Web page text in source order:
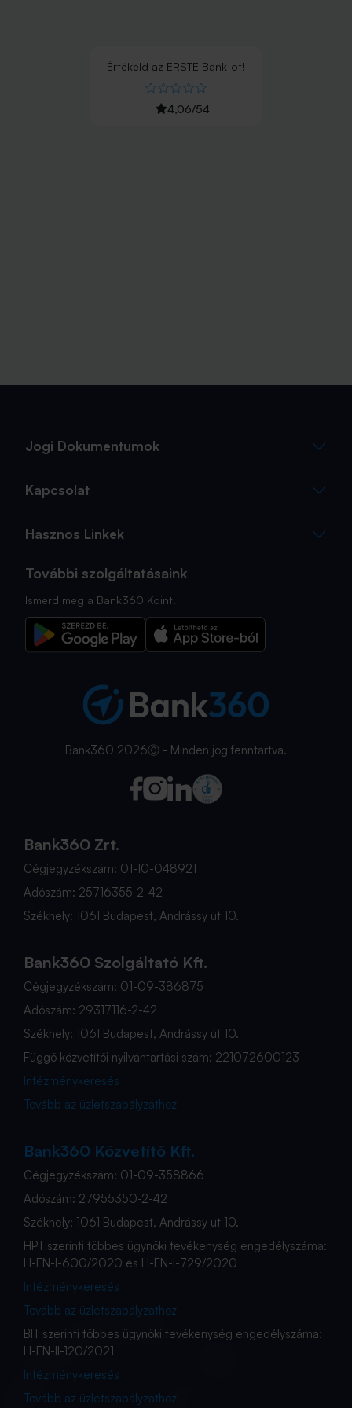
Értékeld az ERSTE Bank-ot!
4,06/54
Jogi Dokumentumok
Kapcsolat
Hasznos Linkek
További szolgáltatásaink
Ismerd meg a Bank360 Koint!
Bank360 2026Ⓒ - Minden jog fenntartva.
Bank360 Zrt.
Cégjegyzékszám: 01-10-048921
Adószám: 25716355-2-42
Székhely: 1061 Budapest, Andrássy út 10.
Bank360 Szolgáltató Kft.
Cégjegyzékszám: 01-09-386875
Adószám: 29317116-2-42
Székhely: 1061 Budapest, Andrássy út 10.
Függő közvetítői nyilvántartási szám: 221072600123
Intézménykeresés
Tovább az üzletszabályzathoz
Bank360 Közvetítő Kft.
Cégjegyzékszám: 01-09-358866
Adószám: 27955350-2-42
Székhely: 1061 Budapest, Andrássy út 10.
HPT szerinti többes ügynöki tevékenység engedélyszáma:
H-EN-I-600/2020 és H-EN-I-729/2020
Intézménykeresés
Tovább az üzletszabályzathoz
BIT szerinti többes ügynöki tevékenység engedélyszáma:
H-EN-II-120/2021
Intézménykeresés
Tovább az üzletszabályzathoz